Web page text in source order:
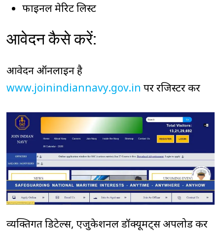
फाइनल मेरिट लिस्ट
आवेदन कैसे करें:
आवेदन ऑनलाइन है
www.joinindiannavy.gov.in पर रजिस्टर करें
व्यक्तिगत डिटेल्स, एजुकेशनल डॉक्यूमेंट्स अपलोड करें